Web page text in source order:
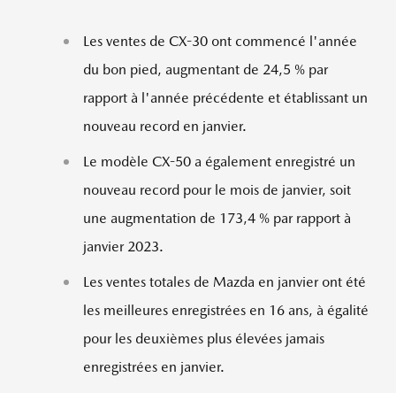
Les ventes de CX-30 ont commencé l'année
du bon pied, augmentant de 24,5 % par
rapport à l'année précédente et établissant un
nouveau record en janvier.
Le modèle CX-50 a également enregistré un
nouveau record pour le mois de janvier, soit
une augmentation de 173,4 % par rapport à
janvier 2023.
Les ventes totales de Mazda en janvier ont été
les meilleures enregistrées en 16 ans, à égalité
pour les deuxièmes plus élevées jamais
enregistrées en janvier.